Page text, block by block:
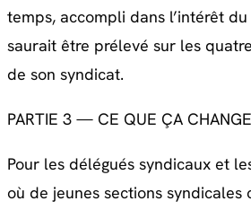
temps, accompli dans l’intérêt
saurait être prélevé sur les
de son syndicat.
PARTIE 3 — CE QUE ÇA
Pour les délégués syndicaux et
où de jeunes sections syndicales